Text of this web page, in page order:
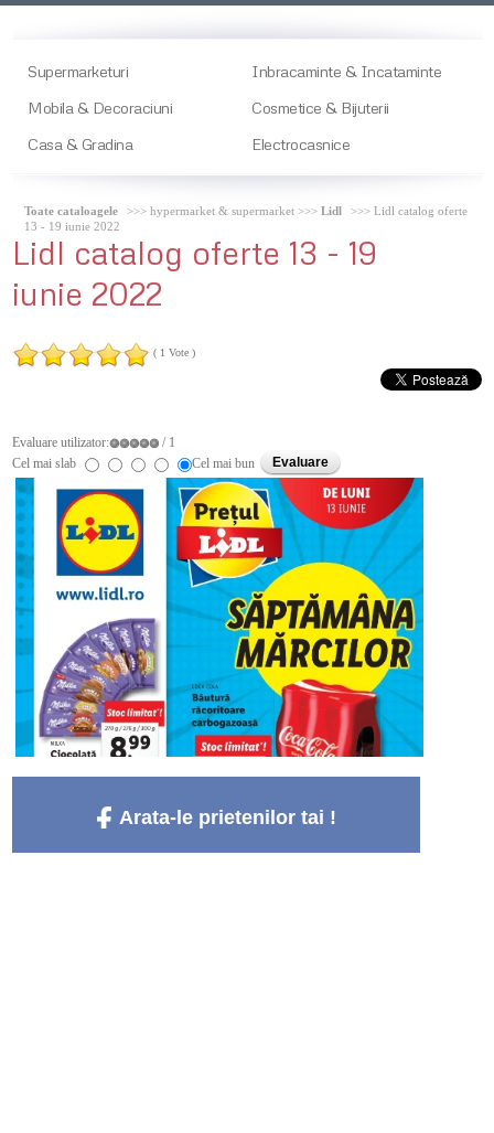
Supermarketuri
Inbracaminte & Incataminte
Mobila & Decoraciuni
Cosmetice & Bijuterii
Casa & Gradina
Electrocasnice
Toate cataloagele >>> hypermarket & supermarket >>>Lidl
>>> Lidl catalog oferte
13 - 19 iunie 2022
Lidl catalog oferte 13 - 19
iunie 2022
( 1 Vote )
Evaluare utilizator:
/ 1
Cel mai slab
Cel mai bun
Arata-le prietenilor tai !